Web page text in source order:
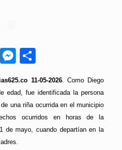
Messenger
Compartir
11-05-2026. Como Diego
edad, fue identificada la persona
una riña ocurrida en el municipio
ocurridos en horas de la
de mayo, cuando departían en la